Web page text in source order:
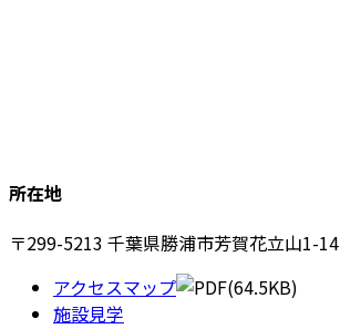
所在地
〒299-5213 千葉県勝浦市芳賀花立山1-14
アクセスマップ
(64.5KB)
施設見学